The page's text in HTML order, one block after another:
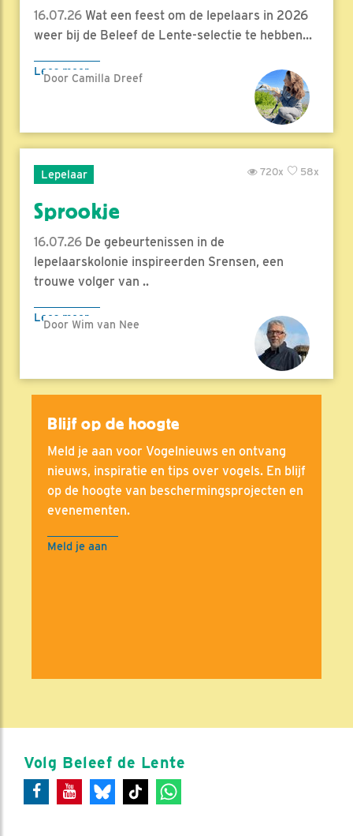
16.07.26 Wat een feest om de lepelaars in 2026
weer bij de Beleef de Lente-selectie te hebben...
Lees meer
Door Camilla Dreef
Lepelaar 58x
720x
Sprookje
16.07.26 De gebeurtenissen in de
lepelaarskolonie inspireerden Srensen, een
trouwe volger van ..
Lees meer
Door Wim van Nee
Blijf op de hoogte
Meld je aan voor Vogelnieuws en ontvang
nieuws, inspiratie en tips over vogels. En blijf
op de hoogte van beschermingsprojecten en
evenementen.
Meld je aan
Volg Beleef de Lente